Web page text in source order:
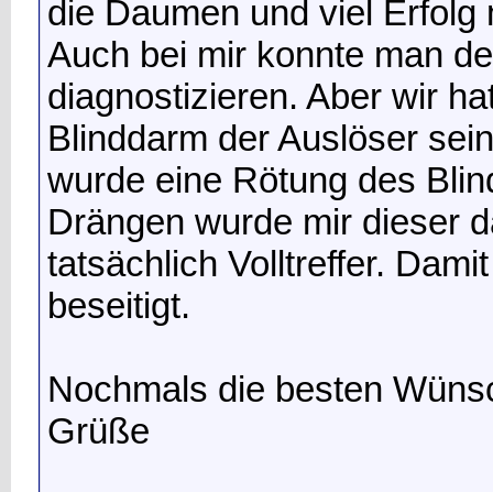
die Daumen und viel
Auch bei mir konnte man
diagnostizieren. Aber wir
Blinddarm der Auslöser
wurde eine Rötung des
Drängen wurde mir dieser
tatsächlich Volltreffer.
beseitigt.
Nochmals die besten
Grüße